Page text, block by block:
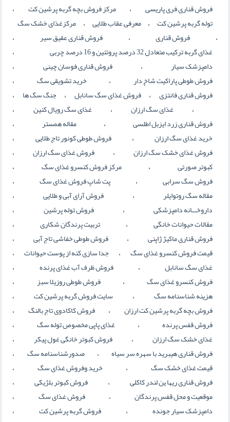
فروش قناری فری پاریسی ، مرکز فروش بچه گربه پرشین کت ،
توله گربه پرشین کت ، معرفی عقاب طلایی ، مرکزغذای خشک سگ
، فروش قناری ، فروش قناری عقیق سیر ،
غذای گربه ترکیب متعادل 32 درصد پروتئین و 16 درصد چربی ،
دامپزشک سیار ، فروش قناری فوسان چینی ،
فروش طوطی پاراکیت شاخ دار ، خرید تشویقی سگ ،
فروش قناري فانتزي ، فروش غذای سگ سانابل ، جنگ سگ ها
،
،
غذای سگ ارزان ، غذای سگ رویال کنین ،
فروش قناری زرد ایزبل اطلسی ، مقاله همستر ،
خرید غذای سگ ارزان ، فروش طوطی کونور تاج طلایی ،
فروش غذای خشک سگ ارزان ، فروش غذای سگ ارزان ،
کبوتر صورتی ، مرکز فروش کنسرو غذای سگ ،
فروش سگ سرابی ، پت شاپ فروش غذای سگ ،
مقاله سگ روتوایلر ، فروش آرای آبی و طلایی ،
داروخـــانه دامپزشکی ، فروش توله پرشین ،
مقالات حیوانات خانگی ، تربیت پرندگان شکاری ،
فروش قناری ماکیژ ژاپنی ، فروش طوطی خفاشی تاج آبی ،
قیمت فروش کنسرو غذای سگ ، جدا سازی کنه از پوست حیوانات ،
غذای سگ سانابل ، فروش ظرف آب غذای پرنده ،
فروش کنسرو غذای سگ ، فروش طوطی روزیلا سبز ،
هزینه شناسنامه سگ ، سایت فروش گربه پرشین کت ،
فروش بچه گربه پرشین کت ارزان ، فروش کاکادوی تاج بالنگ ،
فروش قفس پرنده ، غذای پاپی مخصوص توله سگ ،
غذای خشک سگ ارزان ، فروش کبوتر خانگی غول پیکر ،
فروش قناری هیبرید با سهره سر سیاه ، صدورشناسنامه سگ ،
قیمت غذای خشک سگ ، خرید وفروش غذای سگ ،
فروش قناری ریها ین لندر کاکلی ، فروش کبوتر بلژیکی ،
موقعیت و محل قفس پرندگان ، فروش غذای سگ ،
دامپزشک سیار جونده ، فروش گربه پرشین کت ،